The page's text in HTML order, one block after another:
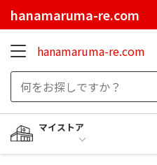
hanamaruma-re.com
hanamaruma-re.com
マイストア